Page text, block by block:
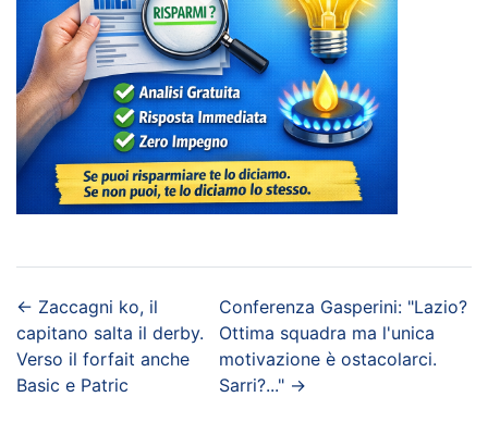
← Zaccagni ko, il
capitano salta il derby.
Verso il forfait anche
Basic e Patric
Conferenza Gasperini: "Lazio?
Ottima squadra ma l'unica
motivazione è ostacolarci.
Sarri?..." →